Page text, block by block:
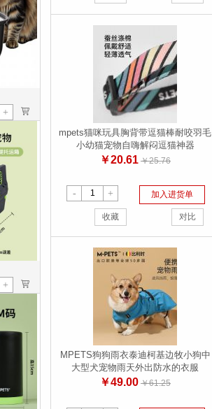
+ >
+ >
mpets猫咪玩具胸背带逗猫棒耐咬羽毛
小幼猫宠物自嗨解闷逗猫神器
￥20.61 ￥25.76
- + 加入进货单
收藏 对比
MPETS狗狗雨衣泰迪柯基边牧小狗中
大型犬宠物雨天外出防水的衣服
￥49.00 ￥61.25